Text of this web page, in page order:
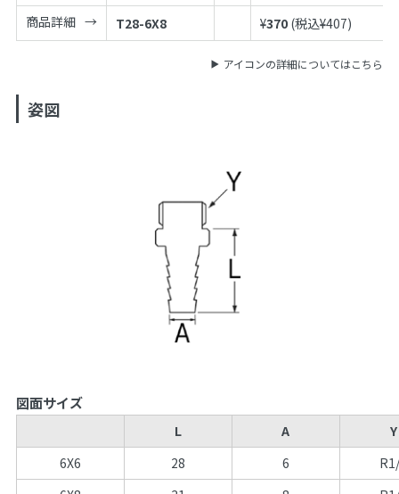
商品詳細
T28-6X8 ¥370 (税込¥407)
アイコンの詳細についてはこちら
姿図
図面サイズ
L A
Y
6X6
28 6